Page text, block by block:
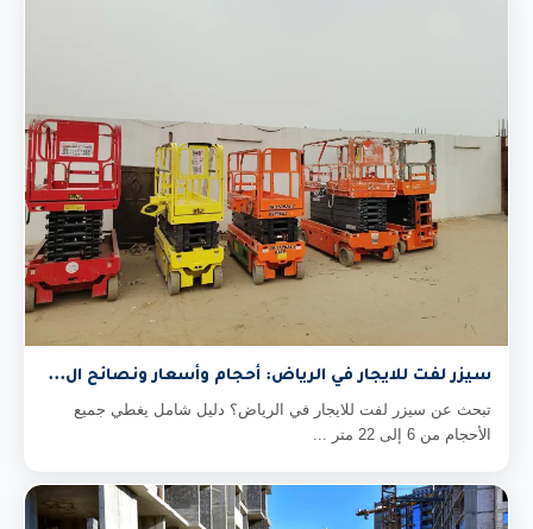
سيزر لفت للايجار في الرياض: أحجام وأسعار ونصائح ال...
تبحث عن سيزر لفت للايجار في الرياض؟ دليل شامل يغطي جميع
الأحجام من 6 إلى 22 متر ...